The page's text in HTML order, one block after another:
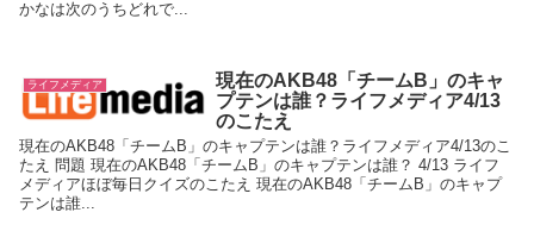
かなは次のうちどれで...
ライフメディア
現在のAKB48「チームB」のキャ
プテンは誰？ライフメディア4/13
のこたえ
現在のAKB48「チームB」のキャプテンは誰？ライフメディア4/13のこ
たえ 問題 現在のAKB48「チームB」のキャプテンは誰？ 4/13 ライフ
メディアほぼ毎日クイズのこたえ 現在のAKB48「チームB」のキャプ
テンは誰...